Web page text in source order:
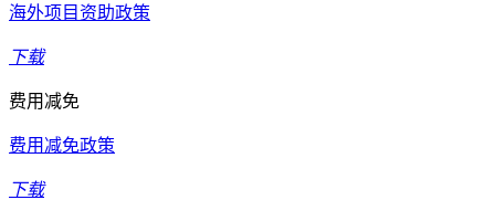
海外项目资助政策
下载
费用减免
费用减免政策
下载